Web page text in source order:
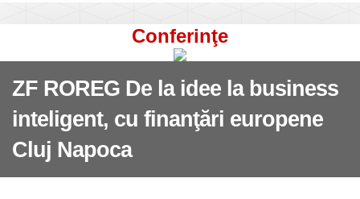
Conferinţe
ZF ROREG De la idee la business
inteligent, cu finanţări europene
Cluj Napoca